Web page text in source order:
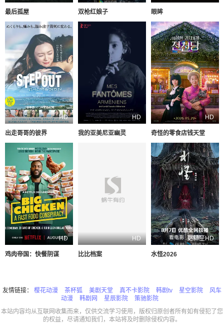
最后孤屋 双枪红娘子 眼眸
HD
出走哥哥的彼界
HD
我的亚美尼亚幽灵
HD
奇怪的零食店钱天堂
HD
鸡肉帝国：快餐阴谋
HD
比比档案
更新至HD
水怪2026
友情链接： 樱花动漫 茶杯狐 美剧天堂 真不卡影院 韩剧tv 星空影院
风车
动漫
韩剧网 星辰影院
策驰影院
本站内容均从互联网收集而来，仅供交流学习使用，版权归原创者所有如有侵犯了您
的权益，尽请通知我们，本站将及时删除侵权内容。